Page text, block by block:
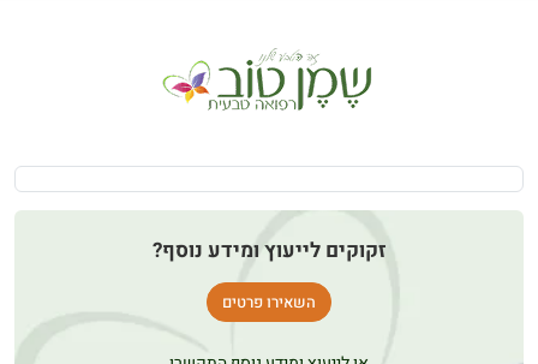
זקוקים לייעוץ ומידע נוסף?
השאירו פרטים